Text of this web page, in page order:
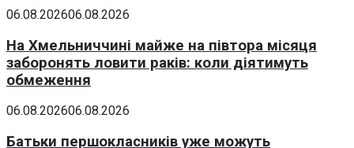
06.08.202606.08.2026
На Хмельниччині майже на півтора місяця
заборонять ловити раків: коли діятимуть
обмеження
06.08.202606.08.2026
Батьки першокласників уже можуть